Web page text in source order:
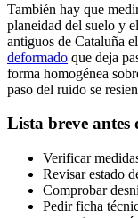
También hay que
planeidad del suelo y
antiguos de Cataluña
deformado que deja
forma homogénea
paso del ruido se
Lista breve
Verificar
Revisar estado
Comprobar
Pedir ficha